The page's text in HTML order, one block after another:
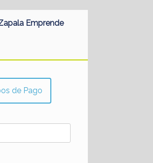
Emprende
de Pago